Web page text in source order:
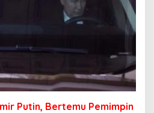
Putin, Bertemu Pemimpin